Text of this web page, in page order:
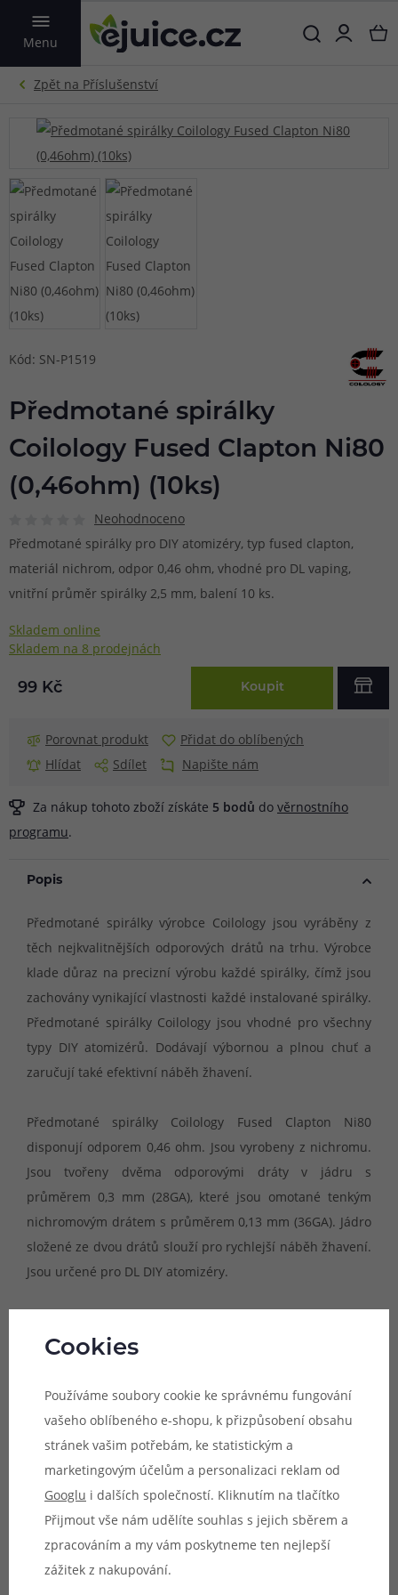
Menu
VYHLEDAT
Kód: SN-P1519
Předmotané spirálky
Coilology Fused Clapton Ni80
(0,46ohm) (10ks)
Neohodnoceno
Předmotané spirálky pro DIY atomizéry, typ fused clapton,
materiál nichrom, odpor 0,46 ohm, vhodné pro DL vaping,
vnitřní průměr spirálky 2,5 mm, balení 10 ks.
Skladem online
Skladem na 8 prodejnách
99 Kč Koupit
Porovnat produkt
Přidat do oblíbených
Hlídat
Sdílet Napište nám
Za nákup tohoto zboží získáte 5 bodů do věrnostního
programu.
Popis
Předmotané spirálky výrobce Coilology jsou vyráběny z
těch nejkvalitnějších odporových drátů na trhu. Výrobce
klade důraz na precizní výrobu každé spirálky, čímž jsou
zachovány vynikající vlastnosti každé instalované spirálky.
Předmotané spirálky Coilology jsou vhodné pro všechny
typy DIY atomizérů. Dodávají výbornou a plnou chuť a
zaručují také efektivní náběh žhavení.
Předmotané spirálky Coilology Fused Clapton Ni80
disponují odporem 0,46 ohm. Jsou vyrobeny z nichromu.
Jsou tvořeny dvěma odporovými dráty v jádru s
průměrem 0,3 mm (28GA), které jsou omotané tenkým
nichromovým drátem s průměrem 0,13 mm (36GA). Jádro
složené ze dvou drátů slouží pro rychlejší náběh žhavení.
Jsou určené pro DL DIY atomizéry.
Odpor jedné spirálky:
Vnitřní průměr spirálky:2,5 mm (5 otoček)
Vhodné pro:DL
Počet kusů:10ks
Doporučujeme pouze zkušeným uživatelům.
Nesprávným použitím může dojít k nevratnému
poškození zařízení.
Cookies
Používáme soubory cookie ke správnému fungování
vašeho oblíbeného e-shopu, k přizpůsobení obsahu
stránek vašim potřebám, ke statistickým a
marketingovým účelům a personalizaci reklam od
Googlu i dalších společností. Kliknutím na tlačítko
Přijmout vše nám udělíte souhlas s jejich sběrem a
zpracováním a my vám poskytneme ten nejlepší
zážitek z nakupování.